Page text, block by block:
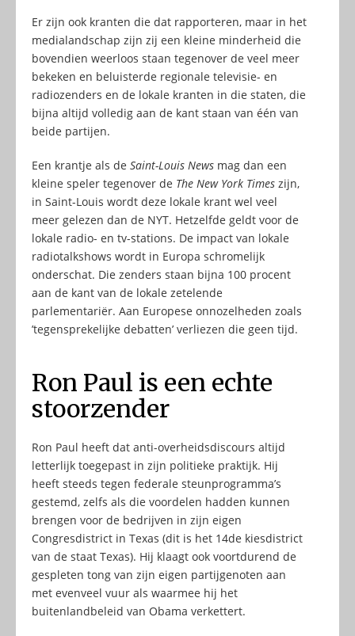
Er zijn ook kranten die dat rapporteren, maar in het
medialandschap zijn zij een kleine minderheid die
bovendien weerloos staan tegenover de veel meer
bekeken en beluisterde regionale televisie- en
radiozenders en de lokale kranten in die staten, die
bijna altijd volledig aan de kant staan van één van
beide partijen.
Een krantje als de Saint-Louis News mag dan een
kleine speler tegenover de The New York Times zijn,
in Saint-Louis wordt deze lokale krant wel veel
meer gelezen dan de NYT. Hetzelfde geldt voor de
lokale radio- en tv-stations. De impact van lokale
radiotalkshows wordt in Europa schromelijk
onderschat. Die zenders staan bijna 100 procent
aan de kant van de lokale zetelende
parlementariër. Aan Europese onnozelheden zoals
’tegensprekelijke debatten’ verliezen die geen tijd.
Ron Paul is een echte
stoorzender
Ron Paul heeft dat anti-overheidsdiscours altijd
letterlijk toegepast in zijn politieke praktijk. Hij
heeft steeds tegen federale steunprogramma’s
gestemd, zelfs als die voordelen hadden kunnen
brengen voor de bedrijven in zijn eigen
Congresdistrict in Texas (dit is het 14de kiesdistrict
van de staat Texas). Hij klaagt ook voortdurend de
gespleten tong van zijn eigen partijgenoten aan
met evenveel vuur als waarmee hij het
buitenlandbeleid van Obama verkettert.